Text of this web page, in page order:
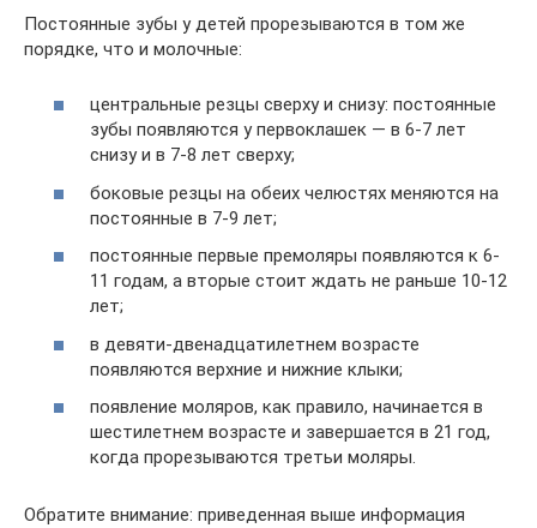
Постоянные зубы у детей прорезываются в том же
порядке, что и молочные:
центральные резцы сверху и снизу: постоянные
зубы появляются у первоклашек — в 6-7 лет
снизу и в 7-8 лет сверху;
боковые резцы на обеих челюстях меняются на
постоянные в 7-9 лет;
постоянные первые премоляры появляются к 6-
11 годам, а вторые стоит ждать не раньше 10-12
лет;
в девяти-двенадцатилетнем возрасте
появляются верхние и нижние клыки;
появление моляров, как правило, начинается в
шестилетнем возрасте и завершается в 21 год,
когда прорезываются третьи моляры.
Обратите внимание: приведенная выше информация